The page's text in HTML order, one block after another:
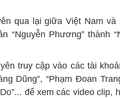
qua lại giữa Việt Nam và
“Nguyễn Phương” thành
truy cập vào các tài
Dũng”, “Phạm Đoan
để xem các video clip,